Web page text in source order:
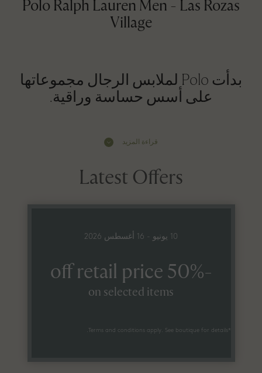
Polo Ralph Lauren Men - Las Rozas
Village
بدأت Polo لملابس الرجال مجموعاتها
على أسس حساسة وراقية.
قراءة المزيد
Latest Offers
10 يونيو - 16 أغسطس 2026
-50% off retail price
on selected items
*Terms and conditions apply. See boutique for details.